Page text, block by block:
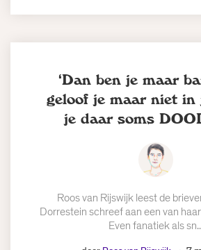
‘Dan ben je maar
geloof je maar niet in
je daar soms
Roos van Rijswijk leest de
Dorrestein schreef aan een van
Even fanatiek als